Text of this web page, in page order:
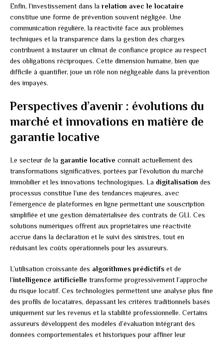
Enfin, l’investissement dans la relation avec le locataire
constitue une forme de prévention souvent négligée. Une
communication régulière, la réactivité face aux problèmes
techniques et la transparence dans la gestion des charges
contribuent à instaurer un climat de confiance propice au respect
des obligations réciproques. Cette dimension humaine, bien que
difficile à quantifier, joue un rôle non négligeable dans la prévention
des impayés.
Perspectives d’avenir : évolutions du
marché et innovations en matière de
garantie locative
Le secteur de la garantie locative connaît actuellement des
transformations significatives, portées par l’évolution du marché
immobilier et les innovations technologiques. La digitalisation des
processus constitue l’une des tendances majeures, avec
l’émergence de plateformes en ligne permettant une souscription
simplifiée et une gestion dématérialisée des contrats de GLI. Ces
solutions numériques offrent aux propriétaires une réactivité
accrue dans la déclaration et le suivi des sinistres, tout en
réduisant les coûts opérationnels pour les assureurs.
L’utilisation croissante des algorithmes prédictifs et de
l’intelligence artificielle transforme progressivement l’approche
du risque locatif. Ces technologies permettent une analyse plus fine
des profils de locataires, dépassant les critères traditionnels basés
uniquement sur les revenus et la stabilité professionnelle. Certains
assureurs développent des modèles d’évaluation intégrant des
données comportementales et historiques pour affiner leur